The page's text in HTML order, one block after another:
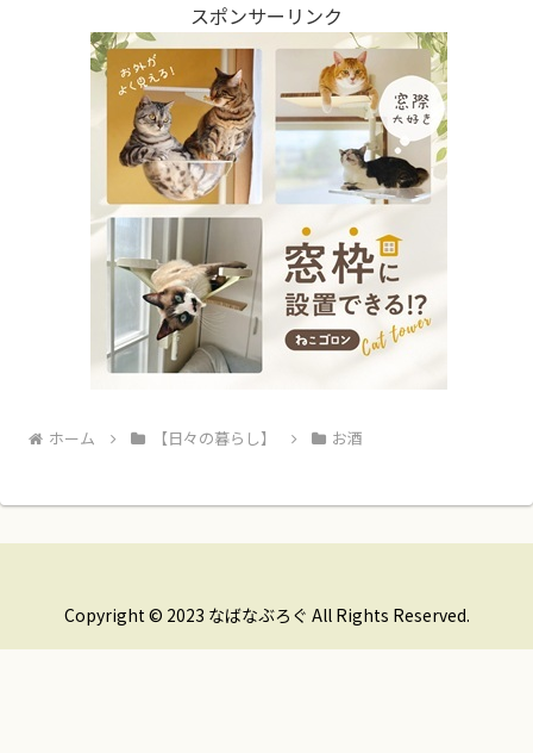
スポンサーリンク
ホーム 【日々の暮らし】 お酒
Copyright © 2023 なばなぶろぐ All Rights Reserved.